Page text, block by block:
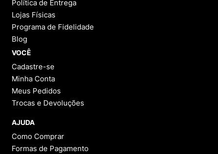
Política de Entrega
Lojas Físicas
Programa de Fidelidade
Blog
VOCÊ
Cadastre-se
Minha Conta
Meus Pedidos
Trocas e Devoluções
AJUDA
Como Comprar
Formas de Pagamento